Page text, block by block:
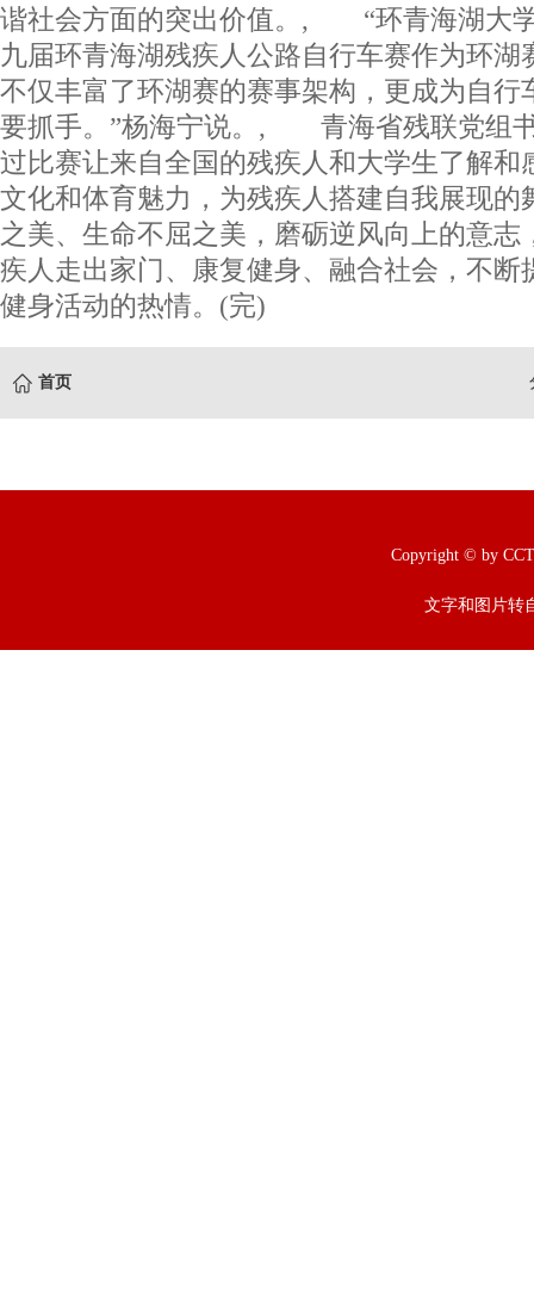
谐社会方面的突出价值。, “环青海湖大
九届环青海湖残疾人公路自行车赛作为环湖
不仅丰富了环湖赛的赛事架构，更成为自行
要抓手。”杨海宁说。, 青海省残联党组
过比赛让来自全国的残疾人和大学生了解和
文化和体育魅力，为残疾人搭建自我展现的
之美、生命不屈之美，磨砺逆风向上的意志
疾人走出家门、康复健身、融合社会，不断
健身活动的热情。(完)
首页
Copyright © by
文字和图片转